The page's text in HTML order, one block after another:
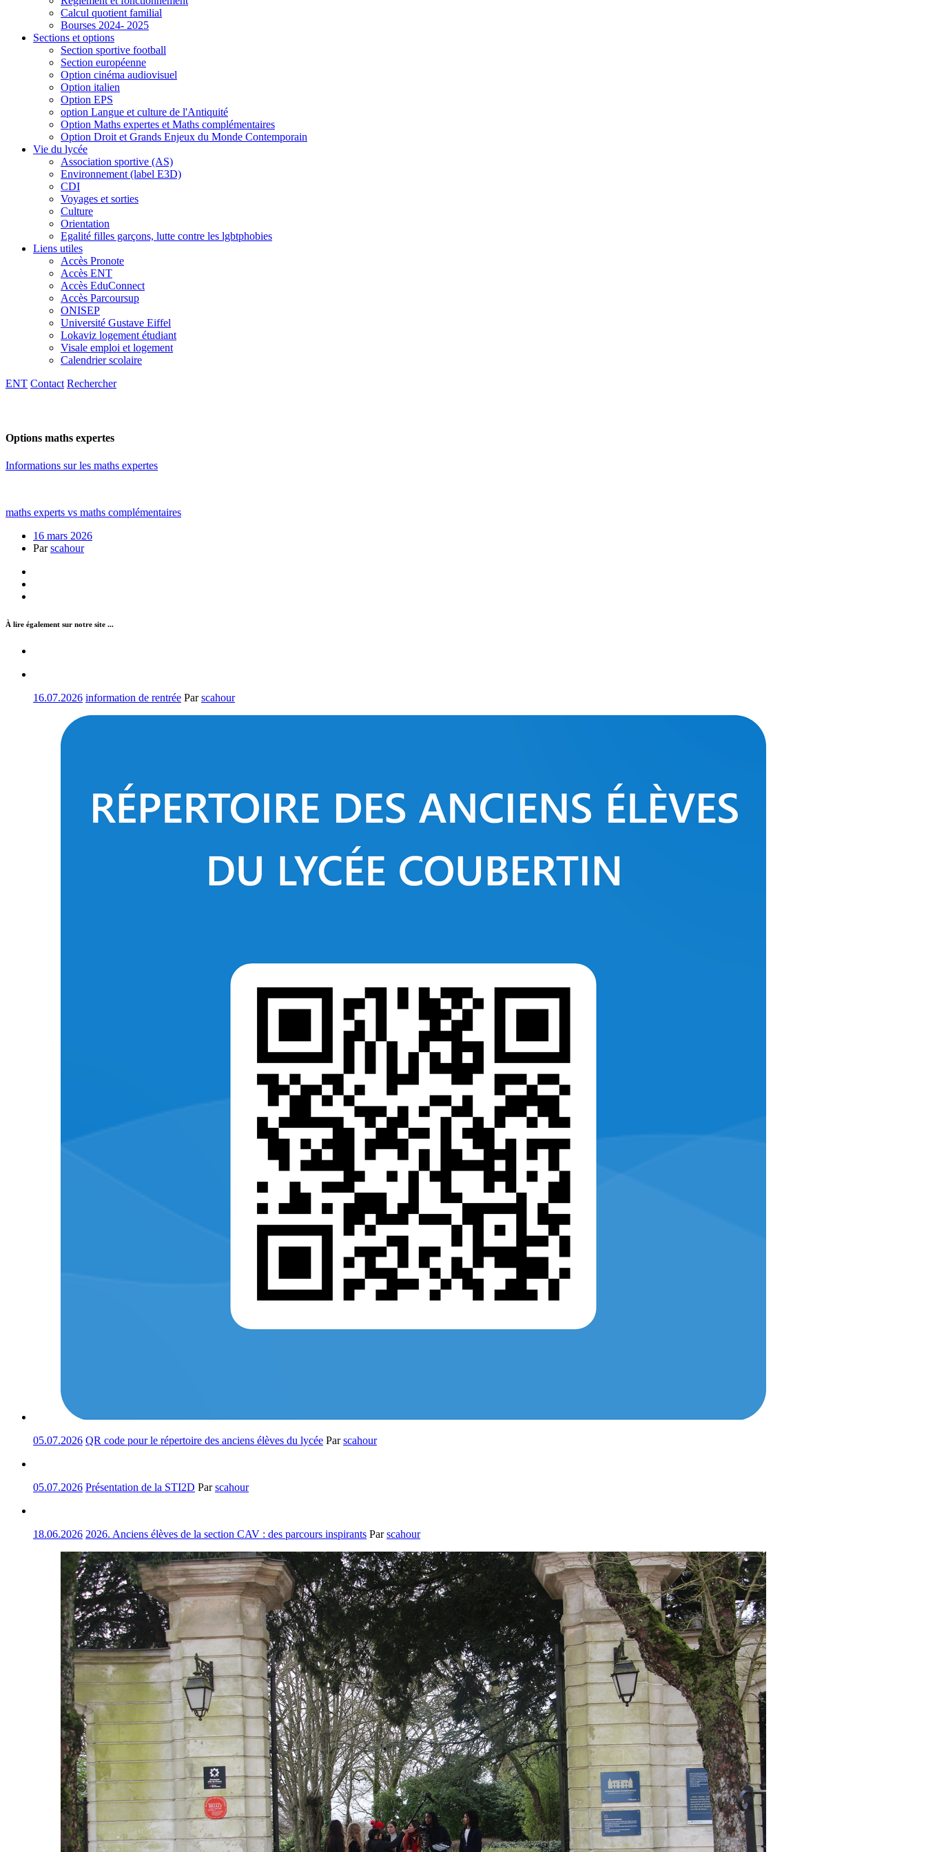
Calcul quotient familial
Bourses 2024- 2025
Sections et options
Section sportive football
Section européenne
Option cinéma audiovisuel
Option italien
Option EPS
option Langue et culture de l'Antiquité
Option Maths expertes et Maths complémentaires
Option Droit et Grands Enjeux du Monde Contemporain
Vie du lycée
Association sportive (AS)
Environnement (label E3D)
CDI
Voyages et sorties
Culture
Orientation
Egalité filles garçons, lutte contre les lgbtphobies
Liens utiles
Accès Pronote
Accès ENT
Accès EduConnect
Accès Parcoursup
ONISEP
Université Gustave Eiffel
Lokaviz logement étudiant
Visale emploi et logement
Calendrier scolaire
ENT Contact Rechercher
Options maths expertes
Informations sur les maths expertes
maths experts vs maths complémentaires
16 mars 2026
Parscahour
À lire également sur notre site ...
16.07.2026 information de rentrée Parscahour
05.07.2026 QR code pour le répertoire des anciens élèves du lycée Parscahour
05.07.2026 Présentation de la STI2D Parscahour
18.06.2026 2026. Anciens élèves de la section CAV : des parcours inspirants Parscahour